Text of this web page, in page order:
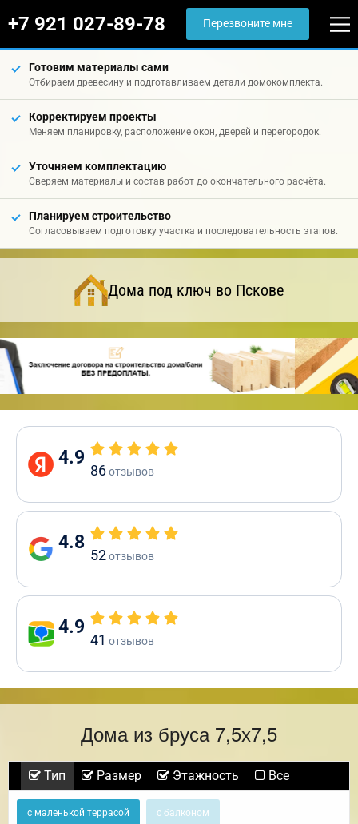
+7 921 027-89-78 Перезвоните мне
Готовим материалы сами
Отбираем древесину и подготавливаем детали домокомплекта.
Корректируем проекты
Меняем планировку, расположение окон, дверей и перегородок.
Уточняем комплектацию
Сверяем материалы и состав работ до окончательного расчёта.
Планируем строительство
Согласовываем подготовку участка и последовательность этапов.
Дома под ключ во Пскове
4.9
86отзывов
4.8
52отзывов
4.9
41 отзывов
Дома из бруса 7,5х7,5
Тип Размер Этажность Все
с маленькой террасой с балконом